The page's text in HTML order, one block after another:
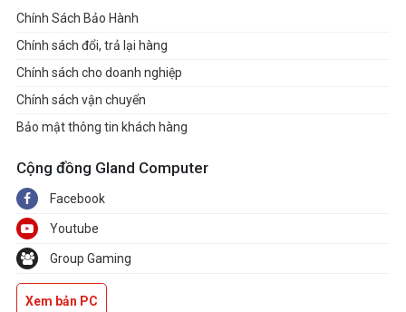
Chính Sách Bảo Hành
Chính sách đổi, trả lại hàng
Chính sách cho doanh nghiệp
Chính sách vận chuyển
Bảo mật thông tin khách hàng
Cộng đồng Gland Computer
Facebook
Youtube
Group Gaming
Xem bản PC